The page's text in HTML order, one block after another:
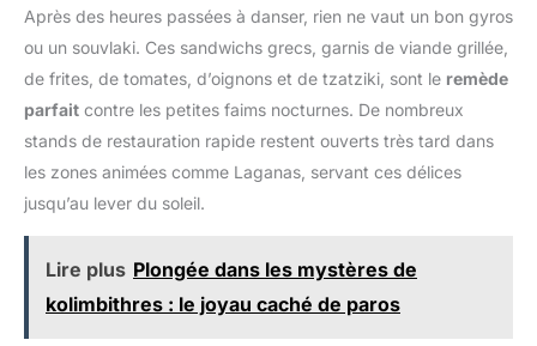
Après des heures passées à danser, rien ne vaut un bon gyros
ou un souvlaki. Ces sandwichs grecs, garnis de viande grillée,
de frites, de tomates, d’oignons et de tzatziki, sont le remède
parfait contre les petites faims nocturnes. De nombreux
stands de restauration rapide restent ouverts très tard dans
les zones animées comme Laganas, servant ces délices
jusqu’au lever du soleil.
Lire plus Plongée dans les mystères de
kolimbithres : le joyau caché de paros